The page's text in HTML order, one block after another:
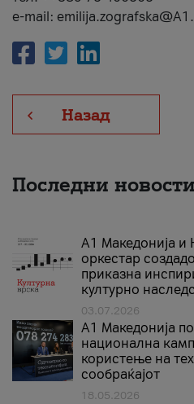
e-mail:
Назад
Последни новости
А1 Македонија и
оркестар
приказна
културно
03.07.2026
A1 Македонија
национална
користење на
сообраќајот
18.05.2026